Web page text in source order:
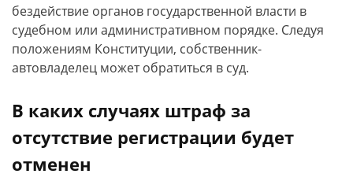
бездействие органов государственной власти в
судебном или административном порядке. Следуя
положениям Конституции, собственник-
автовладелец может обратиться в суд.
В каких случаях штраф за
отсутствие регистрации будет
отменен